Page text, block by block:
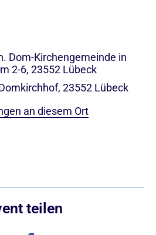
Dom-Kirchengemeinde in
2-6, 23552 Lübeck
23552 Lübeck
an diesem Ort
teilen